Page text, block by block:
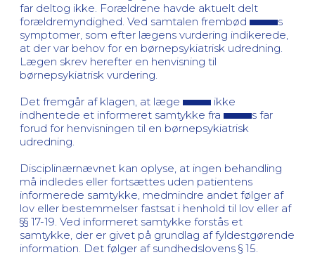
far deltog ikke. Forældrene havde aktuelt delt
forældremyndighed. Ved samtalen frembød
s
symptomer, som efter lægens vurdering indikerede,
at der var behov for en børnepsykiatrisk udredning.
Lægen skrev herefter en henvisning til
børnepsykiatrisk vurdering.
Det fremgår af klagen, at læge
ikke
indhentede et informeret samtykke fra
s far
forud for henvisningen til en børnepsykiatrisk
udredning.
Disciplinærnævnet kan oplyse, at ingen behandling
må indledes eller fortsættes uden patientens
informerede samtykke, medmindre andet følger af
lov eller bestemmelser fastsat i henhold til lov eller af
§§ 17-19. Ved informeret samtykke forstås et
samtykke, der er givet på grundlag af fyldestgørende
information. Det følger af sundhedslovens § 15.